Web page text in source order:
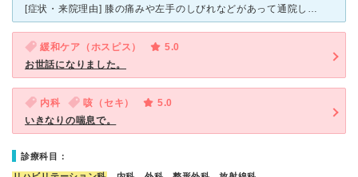
[症状・来院理由] 膝の痛みや左手のしびれなどがあって通院しました。 [医師の診断・治療法] 左手のしびれは、神経が圧迫されておこっていたそうで、薬で改善されなければ手術が必要といわれましたが、
緩和ケア（ホスピス）
5.0
お世話になりました。
内科 咳（セキ）
5.0
いきなりの喘息で。
診療科目：